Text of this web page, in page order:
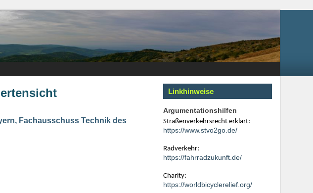
Fachausschuss Technik des
Linkhinweise
Argumentationshilfen
Straßenverkehrsrecht erklärt:
https://www.stvo2go.de/
Radverkehr:
https://fahrradzukunft.de/
Charity:
https://worldbicyclerelief.org/